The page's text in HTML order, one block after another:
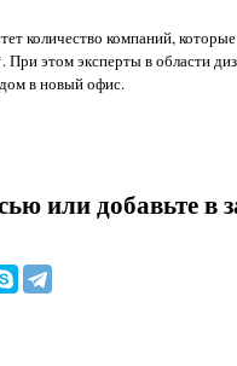
количество компаний,
этом эксперты в области
в новый офис.
или добавьте в